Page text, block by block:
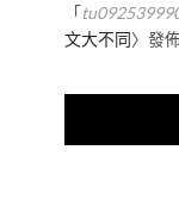
「
文大不同〉發